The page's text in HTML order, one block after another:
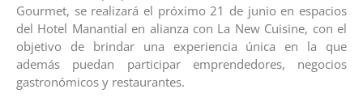
Gourmet, se realizará el próximo 21 de junio en espacios
del Hotel Manantial en alianza con La New Cuisine, con el
objetivo de brindar una experiencia única en la que
además puedan participar emprendedores, negocios
gastronómicos y restaurantes.